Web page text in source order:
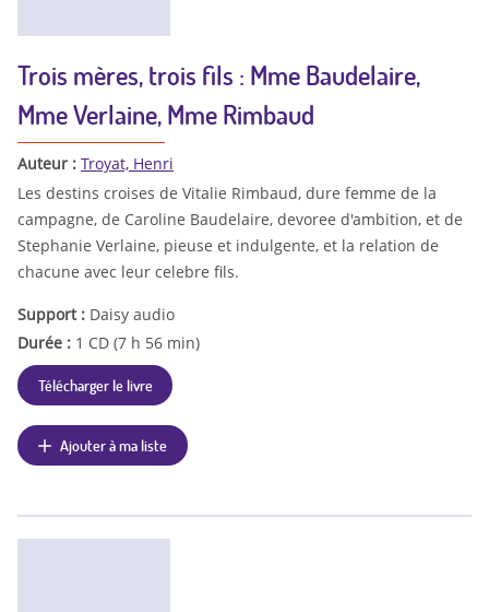
Trois mères, trois fils : Mme Baudelaire,
Mme Verlaine, Mme Rimbaud
Auteur : Troyat, Henri
Les destins croises de Vitalie Rimbaud, dure femme de la
campagne, de Caroline Baudelaire, devoree d'ambition, et de
Stephanie Verlaine, pieuse et indulgente, et la relation de
chacune avec leur celebre fils.
Support : Daisy audio
Durée : 1 CD (7 h 56 min)
Télécharger le livre
Ajouter à ma liste